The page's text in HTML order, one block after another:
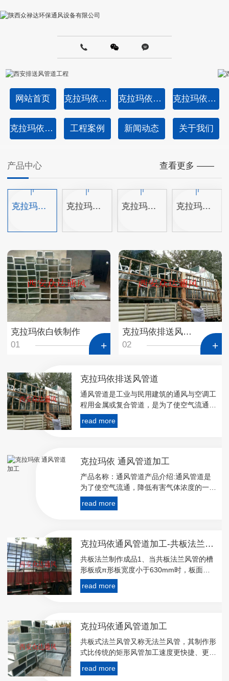
网站首页 克拉玛依通风管道加工-共板法兰风管成品 克拉玛依成品角铁法兰风管 克拉玛依半成品角钢法兰风管
克拉玛依产品中心 工程案例 新闻动态 关于我们
产品中心 查看更多 ——
克拉玛依共板法兰风管半成品 克拉玛依成品角铁法兰风管 克拉玛依半成品角钢法兰风管 克拉玛依通风管道消音器
克拉玛依白铁制作
01
克拉玛依排送风管道
02
克拉玛依排送风管道
通风管道是工业与民用建筑的通风与空调工
程用金属或复合管道，是为了使空气流通，
降低有害气体浓度的一种市政基础设施。
风管制作与安装所用板材、型材以及其他主
read more
克拉玛依 通风管道加工
产品名称：通风管道产品介绍:通风管道是
为了使空气流通，降低有害气体浓度的一种
市政基础设施。通风管，风管制作与安装所
用板材、型材以及其他主要成品材料，应符
read more
克拉玛依通风管道加工-共板法兰风管成品
共板法兰制作成品1、当共板法兰风管的槽
形板或π形板宽度小于630mm时，板面不
设滚压加强筋；当宽度大于或等于630mm
时，板面必须设滚压加强筋，加强筋间距在
read more
克拉玛依通风管道加工
共板式法兰风管又称无法兰风管，其制作形
式比传统的矩形风管加工速度更快捷、更方
便、更小的漏风率。其优点是节省材料，减
少工程投资；漏风量小，降低能耗，节省运
read more